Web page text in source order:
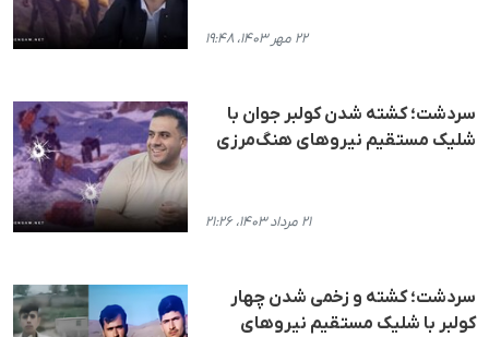
۲۲ مهر ۱۴۰۳، ۱۹:۴۸
سردشت؛ کشتە شدن کولبر جوان با
شلیک مستقیم نیروهای هنگ‌مرزی
۲۱ مرداد ۱۴۰۳، ۲۱:۲۶
سردشت؛ کشته و زخمی شدن چهار
کولبر با شلیک مستقیم نیروهای